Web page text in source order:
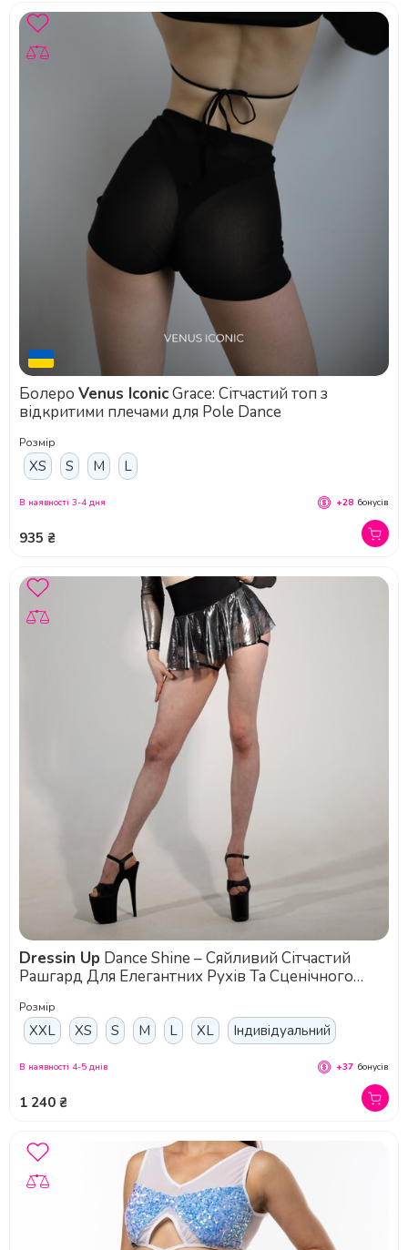
Болеро Venus IconicGrace: Сітчастий топ з
відкритими плечами для Pole Dance
Розмір
XS S M L
935 ₴
В наявності 3-4 дня +28 бонусів
Dressin Up
Рашгард Для Елегантних Рухів Та Сценічного
Розмір
XXL XS S M L XL Індивідуальний
1 240 ₴
В наявності 4-5 днів +37 бонусів